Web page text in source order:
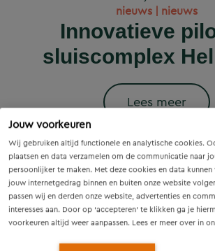
Jouw voorkeuren
Wij gebruiken altijd functionele en analytische cookies.
plaatsen en data verzamelen om de communicatie naar
persoonlijker te maken. Met deze cookies en data
jouw internetgedrag binnen en buiten onze website
passen wij en derden onze website, advertenties en
interesses aan. Door op ‘accepteren’ te klikken ga je
voorkeuren altijd weer aanpassen. Lees er meer over in
krijgen
voorrang op
stroomnet?
Lees meer
nieuws | nieuws
Innovatieve
sluiscomplex
Lees meer
Slim
voorkomt
vervanging
Eindhovense
Drenthe: inzicht
vandaag,
morgen
Wet versterking
werking: wat
dit voor